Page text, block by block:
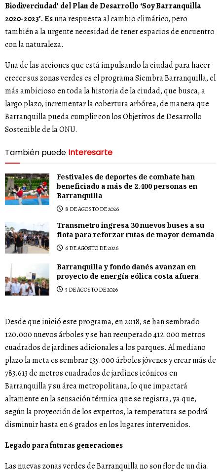
Biodiverciudad’ del Plan de Desarrollo ‘Soy Barranquilla
2020-2023’. Esuna respuesta al cambio climático, pero
también a la urgente necesidad de tener espacios de encuentro
con la naturaleza.
Una de las acciones que está impulsando la ciudad para hacer
crecer sus zonas verdes es el programa Siembra Barranquilla, el
más ambicioso en toda la historia de la ciudad, que busca, a
largo plazo, incrementar la cobertura arbórea, de manera que
Barranquilla pueda cumplir con los Objetivos de Desarrollo
Sostenible de la ONU.
También puede Interesarte
Festivales de deportes de combate han
beneficiado a más de 2.400 personas en
Barranquilla
8 DE AGOSTO DE 2026
Transmetro ingresa 30 nuevos buses a su
flota para reforzar rutas de mayor demanda
6 DE AGOSTO DE 2026
Barranquilla y fondo danés avanzan en
proyecto de energía eólica costa afuera
5 DE AGOSTO DE 2026
Desde que inició este programa, en 2018, se han sembrado
120.000 nuevos árboles y se han recuperado 412.000 metros
cuadrados de jardines adicionales a los parques. Al mediano
plazo la meta es sembrar 135.000 árboles jóvenes y crear más de
783.613 de metros cuadrados de jardines icónicos en
Barranquilla y su área metropolitana, lo que impactará
altamente en la sensación térmica que se registra, ya que,
según la proyección de los expertos, la temperatura se podrá
disminuir hasta en 6 grados en los lugares intervenidos.
Legado para futuras generaciones
Las nuevas zonas verdes de Barranquilla no son flor de un día.